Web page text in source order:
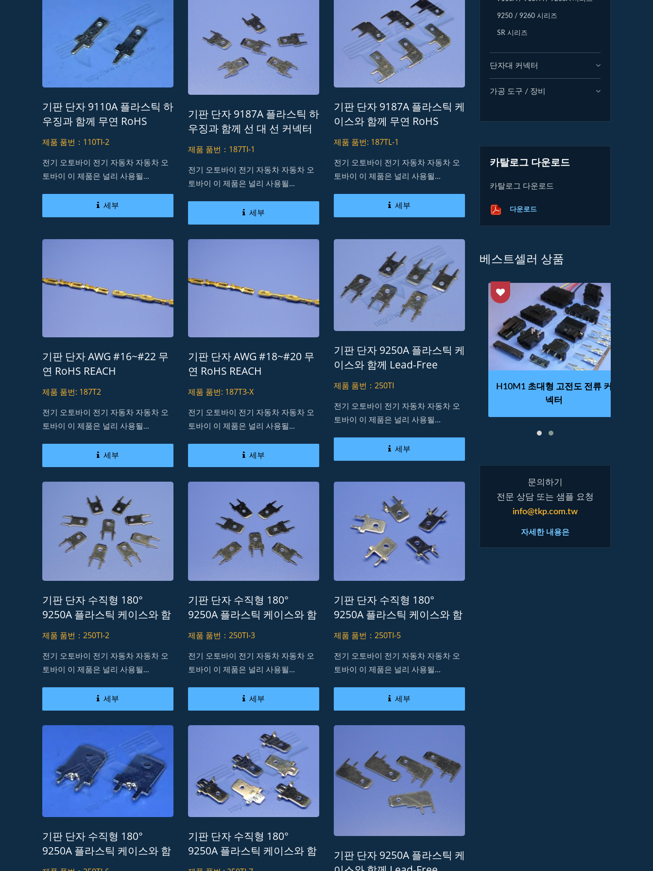
기판 단자 9110A 플라스틱 하
우징과 함께 무연 RoHS
REACH
제품 품번：110TI-2
전기 오토바이 전기 자동차 자동차 오
토바이 이 제품은 널리 사용될...
세부
기판 단자 9187A 플라스틱 하
우징과 함께 선 대 선 커넥터
무연 RoHS REACH
제품 품번：187TI-1
전기 오토바이 전기 자동차 자동차 오
토바이 이 제품은 널리 사용될...
세부
기판 단자 9187A 플라스틱 케
이스와 함께 무연 RoHS
REACH
제품 품번: 187TL-1
전기 오토바이 전기 자동차 자동차 오
토바이 이 제품은 널리 사용될...
세부
기판 단자 AWG #16~#22 무
연 RoHS REACH
제품 품번: 187T2
전기 오토바이 전기 자동차 자동차 오
토바이 이 제품은 널리 사용될...
세부
기판 단자 AWG #18~#20 무
연 RoHS REACH
제품 품번: 187T3-X
전기 오토바이 전기 자동차 자동차 오
토바이 이 제품은 널리 사용될...
세부
기판 단자 9250A 플라스틱 케
이스와 함께 Lead-Free
RoHS REACH
제품 품번：250TI
전기 오토바이 전기 자동차 자동차 오
토바이 이 제품은 널리 사용될...
세부
기판 단자 수직형 180°
9250A 플라스틱 케이스와 함
께 선 대 선 커넥터 Lead-
Free RoHS REACH
제품 품번：250TI-2
전기 오토바이 전기 자동차 자동차 오
토바이 이 제품은 널리 사용될...
세부
기판 단자 수직형 180°
9250A 플라스틱 케이스와 함
께 선 대 선 커넥터 Lead-
Free RoHS REACH
제품 품번：250TI-3
전기 오토바이 전기 자동차 자동차 오
토바이 이 제품은 널리 사용될...
세부
기판 단자 수직형 180°
9250A 플라스틱 케이스와 함
께 선 대 선 커넥터 Lead-
Free RoHS REACH
제품 품번：250TI-5
전기 오토바이 전기 자동차 자동차 오
토바이 이 제품은 널리 사용될...
세부
기판 단자 수직형 180°
9250A 플라스틱 케이스와 함
께 선 대 선 커넥터 Lead-
기판 단자 수직형 180°
9250A 플라스틱 케이스와 함
께 선 대 선 커넥터 Lead-
기판 단자 9250A 플라스틱 케
9250 / 9260 시리즈
SR 시리즈
단자대 커넥터
가공 도구 / 장비
카탈로그 다운로드
카탈로그 다운로드
다운로드
베스트셀러 상품
H20M5 차량 조명 동적 커넥터
H10M1 초대형 고전도 전류 커
H20M5 차량 조명 동적 커넥터
H10M1 초대형 고전도 전류 커
넥터
문의하기
전문 상담 또는 샘플 요청
info@tkp.com.tw
자세한 내용은